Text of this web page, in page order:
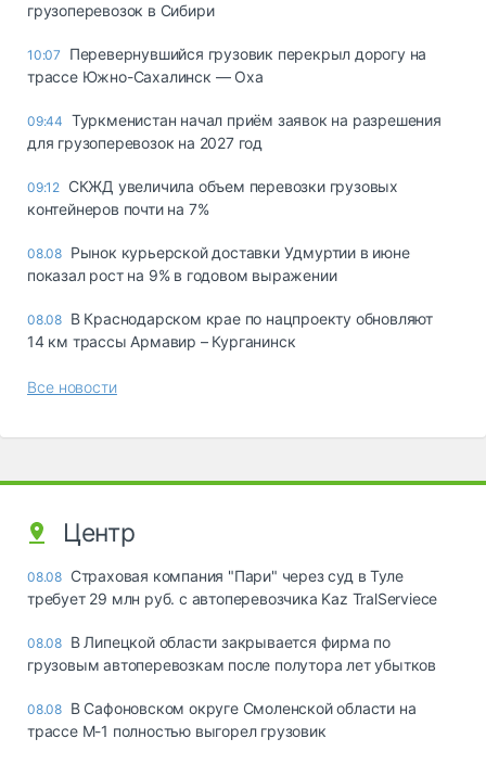
грузоперевозок в Сибири
10:07
Перевернувшийся грузовик перекрыл дорогу на
трассе Южно-Сахалинск — Оха
09:44 Туркменистан начал приём заявок на разрешения
для грузоперевозок на 2027 год
09:12 СКЖД увеличила объем перевозки грузовых
контейнеров почти на 7%
08.08 Рынок курьерской доставки Удмуртии в июне
показал рост на 9% в годовом выражении
08.08 В Краснодарском крае по нацпроекту обновляют
14 км трассы Армавир – Курганинск
Все новости
Центр
08.08 Страховая компания "Пари" через суд в Туле
требует 29 млн руб. с автоперевозчика Kaz TralServiece
08.08 В Липецкой области закрывается фирма по
грузовым автоперевозкам после полутора лет убытков
08.08 В Сафоновском округе Смоленской области на
трассе М-1 полностью выгорел грузовик